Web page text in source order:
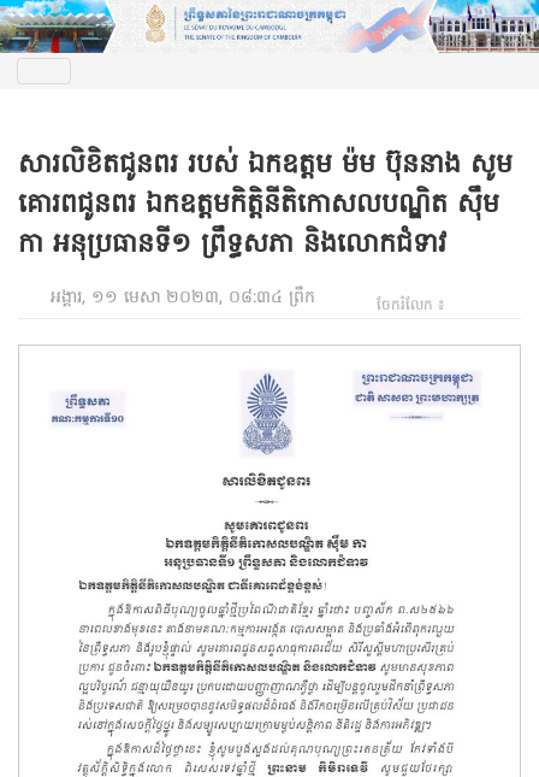
សារលិខិតជូនពរ របស់ ឯកឧត្តម ម៉ម ប៊ុននាង សូម
គោរពជូនពរ ឯកឧត្តមកិត្តិនីតិកោសលបណ្ឌិត ស៊ឹម
កា អនុប្រធានទី១ ព្រឹទ្ធសភា និងលោកជំទាវ
អង្គារ, ១១ មេសា ២០២៣, ០៨:៣៤ ព្រឹក ចែករំលែក ៖